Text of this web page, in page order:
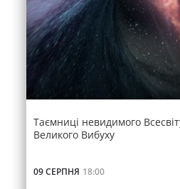
Таємниці невидимого
Великого Вибуху
09 СЕРПНЯ 18:00